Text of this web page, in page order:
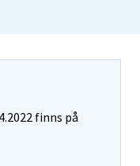
finns på